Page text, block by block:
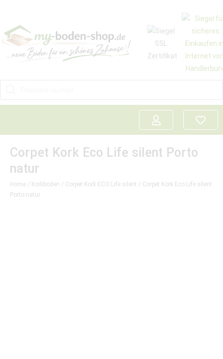
Corpet Kork Eco Life silent Porto
natur
Home / Korkboden / Corpet Kork ECO Life silent / Corpet Kork Eco Life silent
Porto natur